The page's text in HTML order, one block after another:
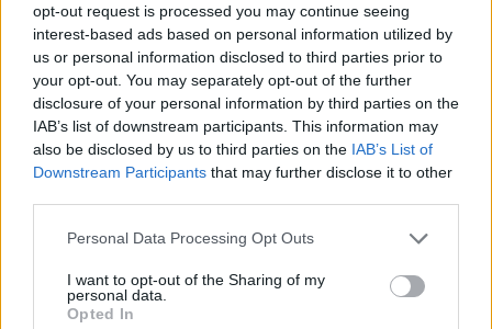
opt-out request is processed you may continue seeing
interest-based ads based on personal information utilized by
us or personal information disclosed to third parties prior to
your opt-out. You may separately opt-out of the further
disclosure of your personal information by third parties on the
IAB’s list of downstream participants. This information may
also be disclosed by us to third parties on the IAB’s List of
Downstream Participants that may further disclose it to other
Please note that this website/app uses one or more Google
not limited to your visit or usage behaviour. You may click to
grant or deny consent to Google and its third-party tags to
use your data for below specified purposes in below Google
Personal Data Processing Opt Outs
I want to opt-out of the Sharing of my
personal data.
Opted In
Πέντε μυστικά για ελαφρύ και τραγανό κουρκούτι
Οι Ιάπωνες, γνωστοί για την τελειομανία τους στα
πάντα, πέρα απ’ τις ωμές παρασκευές ψαριού, έχουν